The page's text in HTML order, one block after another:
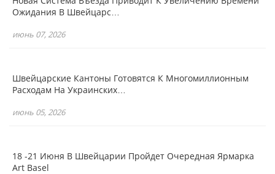
Ожидания В Швейцарс…
июнь 07, 2026
Швейцарские Кантоны Готовятся К Многомиллионным
Расходам На Украинских…
июнь 05, 2026
18 -21 Июня В Швейцарии Пройдет Очередная Ярмарка
Art Basel